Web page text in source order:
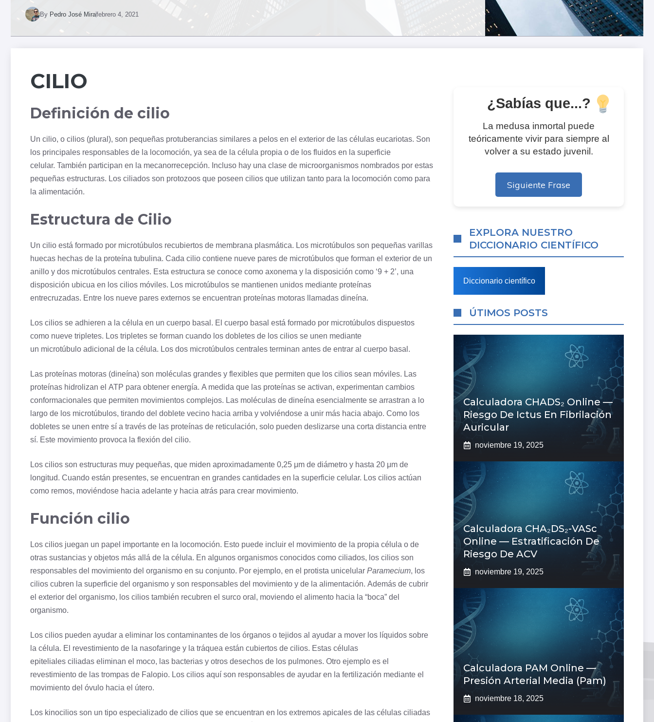
By Pedro José Mirafebrero 4, 2021
CILIO
Definición de cilio
Un cilio, o cilios (plural), son pequeñas protuberancias similares a pelos en el exterior de las células eucariotas. Son
los principales responsables de la locomoción, ya sea de la célula propia o de los fluidos en la superficie
celular. También participan en la mecanorrecepción. Incluso hay una clase de microorganismos nombrados por estas
pequeñas estructuras. Los ciliados son protozoos que poseen cilios que utilizan tanto para la locomoción como para
la alimentación.
Estructura de Cilio
Un cilio está formado por microtúbulos recubiertos de membrana plasmática. Los microtúbulos son pequeñas varillas
huecas hechas de la proteína tubulina. Cada cilio contiene nueve pares de microtúbulos que forman el exterior de un
anillo y dos microtúbulos centrales. Esta estructura se conoce como axonema y la disposición como ‘9 + 2’, una
disposición ubicua en los cilios móviles. Los microtúbulos se mantienen unidos mediante proteínas
entrecruzadas. Entre los nueve pares externos se encuentran proteínas motoras llamadas dineína.
Los cilios se adhieren a la célula en un cuerpo basal. El cuerpo basal está formado por microtúbulos dispuestos
como nueve tripletes. Los tripletes se forman cuando los dobletes de los cilios se unen mediante
un microtúbulo adicional de la célula. Los dos microtúbulos centrales terminan antes de entrar al cuerpo basal.
Las proteínas motoras (dineína) son moléculas grandes y flexibles que permiten que los cilios sean móviles. Las
proteínas hidrolizan el ATP para obtener energía. A medida que las proteínas se activan, experimentan cambios
conformacionales que permiten movimientos complejos. Las moléculas de dineína esencialmente se arrastran a lo
largo de los microtúbulos, tirando del doblete vecino hacia arriba y volviéndose a unir más hacia abajo. Como los
dobletes se unen entre sí a través de las proteínas de reticulación, solo pueden deslizarse una corta distancia entre
sí. Este movimiento provoca la flexión del cilio.
Los cilios son estructuras muy pequeñas, que miden aproximadamente 0,25 μm de diámetro y hasta 20 μm de
longitud. Cuando están presentes, se encuentran en grandes cantidades en la superficie celular. Los cilios actúan
como remos, moviéndose hacia adelante y hacia atrás para crear movimiento.
Función cilio
Los cilios juegan un papel importante en la locomoción. Esto puede incluir el movimiento de la propia célula o de
otras sustancias y objetos más allá de la célula. En algunos organismos conocidos como ciliados, los cilios son
responsables del movimiento del organismo en su conjunto. Por ejemplo, en el protista unicelular Paramecium, los
cilios cubren la superficie del organismo y son responsables del movimiento y de la alimentación. Además de cubrir
el exterior del organismo, los cilios también recubren el surco oral, moviendo el alimento hacia la “boca” del
organismo.
Los cilios pueden ayudar a eliminar los contaminantes de los órganos o tejidos al ayudar a mover los líquidos sobre
la célula. El revestimiento de la nasofaringe y la tráquea están cubiertos de cilios. Estas células
epiteliales ciliadas eliminan el moco, las bacterias y otros desechos de los pulmones. Otro ejemplo es el
revestimiento de las trompas de Falopio. Los cilios aquí son responsables de ayudar en la fertilización mediante el
movimiento del óvulo hacia el útero.
Los kinocilios son un tipo especializado de cilios que se encuentran en los extremos apicales de las células ciliadas
¿Sabías que...?
La medusa inmortal puede
teóricamente vivir para siempre al
volver a su estado juvenil.
Siguiente Frase
EXPLORA NUESTRO
DICCIONARIO CIENTÍFICO
Diccionario científico
ÚTIMOS POSTS
Calculadora CHADS₂ Online —
Riesgo De Ictus En Fibrilación
Auricular
noviembre 19, 2025
Calculadora CHA₂DS₂-VASc
Online — Estratificación De
Riesgo De ACV
noviembre 19, 2025
Calculadora PAM Online —
Presión Arterial Media (pam)
noviembre 18, 2025